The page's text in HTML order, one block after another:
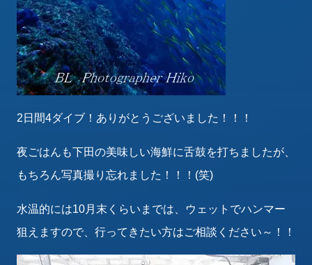
2日間4ダイブ！ありがとうございました！！！
夜ごはんも下田の美味しい海鮮に舌鼓を打ちましたが、
もちろん写真撮り忘れました！！！(笑)
水温的には10月末くらいまでは、ウェットでハンマー
狙えますので、行ってきたい方はご相談ください～！！